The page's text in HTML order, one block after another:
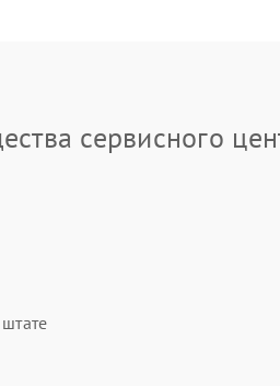
сервисного